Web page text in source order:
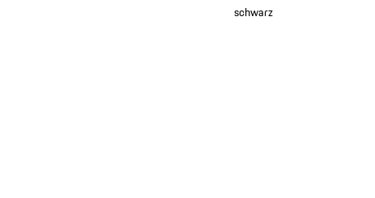
schwarz